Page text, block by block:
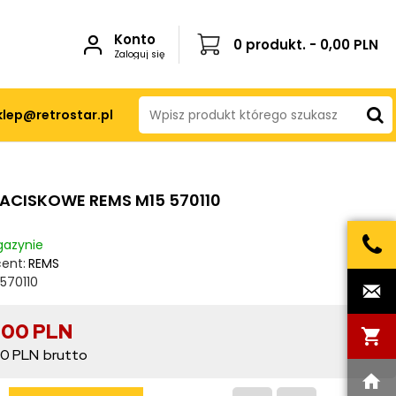
Konto
Zaloguj się
0 produkt. - 0,00 PLN
REMS M15 570110
REMS
570110
PLN
PLN